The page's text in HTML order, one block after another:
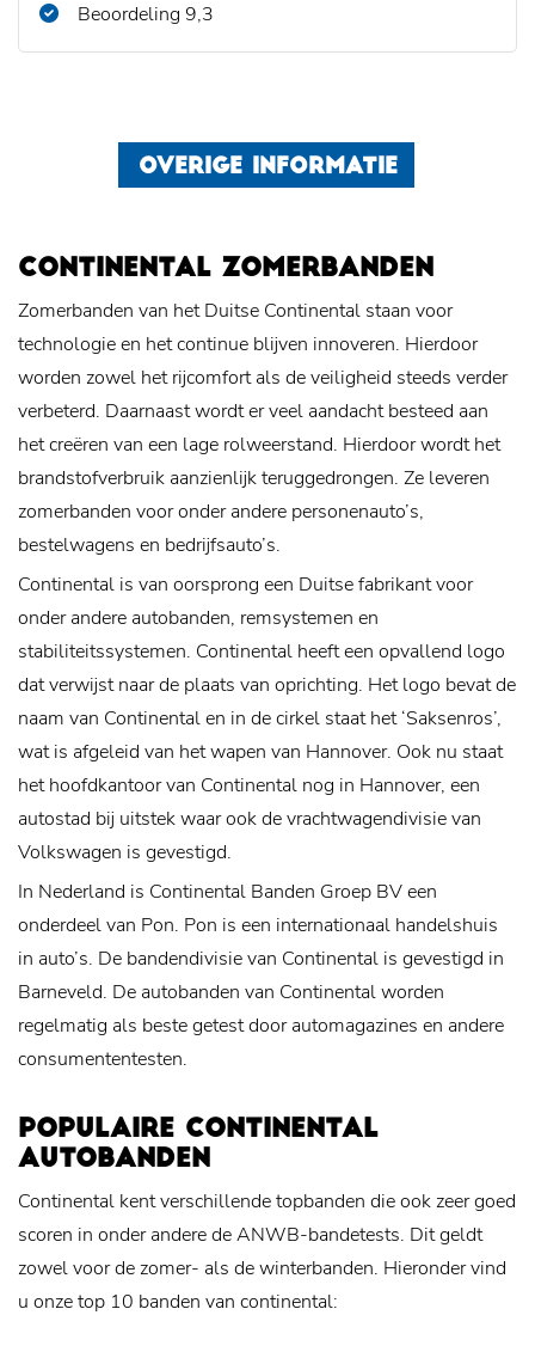
Beoordeling 9,3
OVERIGE INFORMATIE
CONTINENTAL ZOMERBANDEN
Zomerbanden van het Duitse Continental staan voor
technologie en het continue blijven innoveren. Hierdoor
worden zowel het rijcomfort als de veiligheid steeds verder
verbeterd. Daarnaast wordt er veel aandacht besteed aan
het creëren van een lage rolweerstand. Hierdoor wordt het
brandstofverbruik aanzienlijk teruggedrongen. Ze leveren
zomerbanden voor onder andere personenauto’s,
bestelwagens en bedrijfsauto’s.
Continental is van oorsprong een Duitse fabrikant voor
onder andere autobanden, remsystemen en
stabiliteitssystemen. Continental heeft een opvallend logo
dat verwijst naar de plaats van oprichting. Het logo bevat de
naam van Continental en in de cirkel staat het ‘Saksenros’,
wat is afgeleid van het wapen van Hannover. Ook nu staat
het hoofdkantoor van Continental nog in Hannover, een
autostad bij uitstek waar ook de vrachtwagendivisie van
Volkswagen is gevestigd.
In Nederland is Continental Banden Groep BV een
onderdeel van Pon. Pon is een internationaal handelshuis
in auto’s. De bandendivisie van Continental is gevestigd in
Barneveld. De autobanden van Continental worden
regelmatig als beste getest door automagazines en andere
consumententesten.
POPULAIRE CONTINENTAL
AUTOBANDEN
Continental kent verschillende topbanden die ook zeer goed
scoren in onder andere de ANWB-bandetests. Dit geldt
zowel voor de zomer- als de winterbanden. Hieronder vind
u onze top 10 banden van continental: